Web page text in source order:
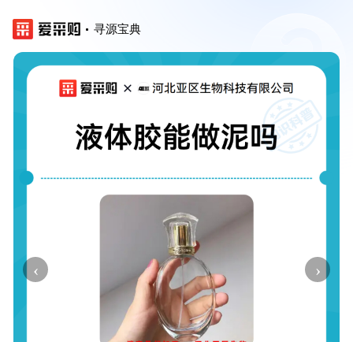
寻源宝典
‹ ›